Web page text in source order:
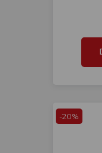
-20%